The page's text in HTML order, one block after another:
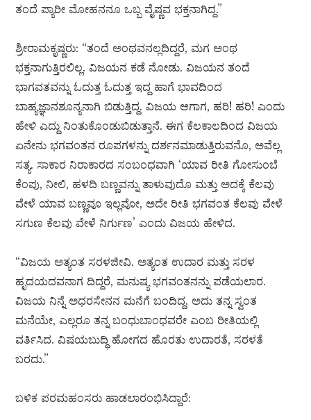
ತಂದೆ ಪ್ಯಾರೀ ಮೋಹನನೂ ಒಬ್ಬ ವೈಷ್ಣವ ಭಕ್ತನಾಗಿದ್ದ.”
ಶ್ರೀರಾಮಕೃಷ್ಣರು: “ತಂದೆ ಅಂಥವನಲ್ಲದಿದ್ದರೆ, ಮಗ ಅಂಥ
ಭಕ್ತನಾಗುತ್ತಿರಲಿಲ್ಲ. ವಿಜಯನ ಕಡೆ ನೋಡು. ವಿಜಯನ ತಂದೆ
ಭಾಗವತವನ್ನು ಓದುತ್ತ ಓದುತ್ತ ಇದ್ದ ಹಾಗೆ ಭಾವದಿಂದ
ಬಾಹ್ಯಜ್ಞಾನಶೂನ್ಯನಾಗಿ ಬಿಡುತ್ತಿದ್ದ. ವಿಜಯ ಆಗಾಗ, ಹರಿ! ಹರಿ! ಎಂದು
ಹೇಳಿ ಎದ್ದು ನಿಂತುಕೊಂಡುಬಿಡುತ್ತಾನೆ. ಈಗ ಕೆಲಕಾಲದಿಂದ ವಿಜಯ
ಏನೇನು ಭಗವಂತನ ರೂಪಗಳನ್ನು ದರ್ಶನಮಾಡುತ್ತಿರುವನೊ, ಅವೆಲ್ಲ
ಸತ್ಯ. ಸಾಕಾರ ನಿರಾಕಾರದ ಸಂಬಂಧವಾಗಿ ‘ಯಾವ ರೀತಿ ಗೋಸುಂಬೆ
ಕೆಂಪು, ನೀಲಿ, ಹಳದಿ ಬಣ್ಣವನ್ನು ತಾಳುವುದೊ ಮತ್ತು ಅದಕ್ಕೆ ಕೆಲವು
ವೇಳೆ ಯಾವ ಬಣ್ಣವೂ ಇಲ್ಲವೋ, ಅದೇ ರೀತಿ ಭಗವಂತ ಕೆಲವು ವೇಳೆ
ಸಗುಣ ಕೆಲವು ವೇಳೆ ನಿರ್ಗುಣ’ ಎಂದು ವಿಜಯ ಹೇಳಿದ.
“ವಿಜಯ ಅತ್ಯಂತ ಸರಳಜೀವಿ. ಅತ್ಯಂತ ಉದಾರ ಮತ್ತು ಸರಳ
ಹೃದಯದವನಾಗ ದಿದ್ದರೆ, ಮನುಷ್ಯ ಭಗವಂತನನ್ನು ಪಡೆಯಲಾರ.
ವಿಜಯ ನಿನ್ನೆ ಅಧರಸೇನನ ಮನೆಗೆ ಬಂದಿದ್ದ. ಅದು ತನ್ನ ಸ್ವಂತ
ಮನೆಯೇ, ಎಲ್ಲರೂ ತನ್ನ ಬಂಧುಬಾಂಧವರೇ ಎಂಬ ರೀತಿಯಲ್ಲಿ
ವರ್ತಿಸಿದ. ವಿಷಯಬುದ್ಧಿ ಹೋಗದ ಹೊರತು ಉದಾರತೆ, ಸರಳತೆ
ಬರದು.”
ಬಳಿಕ ಪರಮಹಂಸರು ಹಾಡಲಾರಂಭಿಸಿದ್ದಾರೆ: